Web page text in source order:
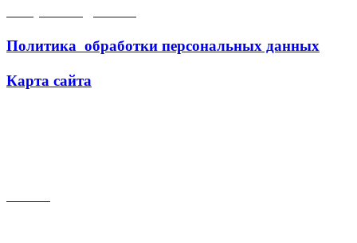
Политика обработки персональных данных
Карта сайта